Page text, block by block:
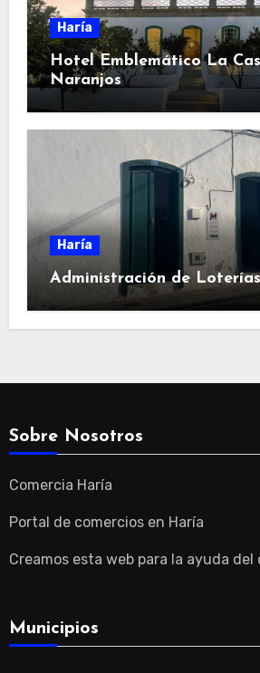
Haría
Hotel Emblemático La
Naranjos
Haría
Administración de
Sobre Nosotros
Comercia Haría
Portal de comercios en Haría
Creamos esta web para la ayuda del
Municipios